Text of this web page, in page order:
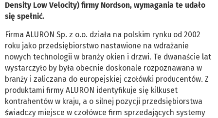
Density Low Velocity) firmy Nordson, wymagania te udało
się spełnić.
Firma ALURON Sp. z o.o. działa na polskim rynku od 2002
roku jako przedsiębiorstwo nastawione na wdrażanie
nowych technologii w branży okien i drzwi. Te dwanaście lat
wystarczyło by była obecnie doskonale rozpoznawana w
branży i zaliczana do europejskiej czołówki producentów. Z
produktami firmy ALURON identyfikuje się kilkuset
kontrahentów w kraju, a o silnej pozycji przedsiębiorstwa
świadczy miejsce w czołówce firm sprzedających systemy